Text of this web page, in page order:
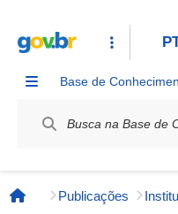
Base de
Página inicial
Publicações